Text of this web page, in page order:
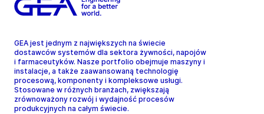
GEA jest jednym z największych na świecie
dostawców systemów dla sektora żywności, napojów
i farmaceutyków. Nasze portfolio obejmuje maszyny i
instalacje, a także zaawansowaną technologię
procesową, komponenty i kompleksowe usługi.
Stosowane w różnych branżach, zwiększają
zrównoważony rozwój i wydajność procesów
produkcyjnych na całym świecie.